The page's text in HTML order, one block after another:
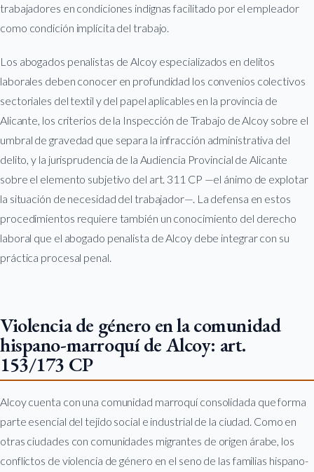
trabajadores en condiciones indignas facilitado por el empleador
como condición implícita del trabajo.
Los abogados penalistas de Alcoy especializados en delitos
laborales deben conocer en profundidad los convenios colectivos
sectoriales del textil y del papel aplicables en la provincia de
Alicante, los criterios de la Inspección de Trabajo de Alcoy sobre el
umbral de gravedad que separa la infracción administrativa del
delito, y la jurisprudencia de la Audiencia Provincial de Alicante
sobre el elemento subjetivo del art. 311 CP —el ánimo de explotar
la situación de necesidad del trabajador—. La defensa en estos
procedimientos requiere también un conocimiento del derecho
laboral que el abogado penalista de Alcoy debe integrar con su
práctica procesal penal.
Violencia de género en la comunidad
hispano-marroquí de Alcoy: art.
153/173 CP
Alcoy cuenta con una comunidad marroquí consolidada que forma
parte esencial del tejido social e industrial de la ciudad. Como en
otras ciudades con comunidades migrantes de origen árabe, los
conflictos de violencia de género en el seno de las familias hispano-